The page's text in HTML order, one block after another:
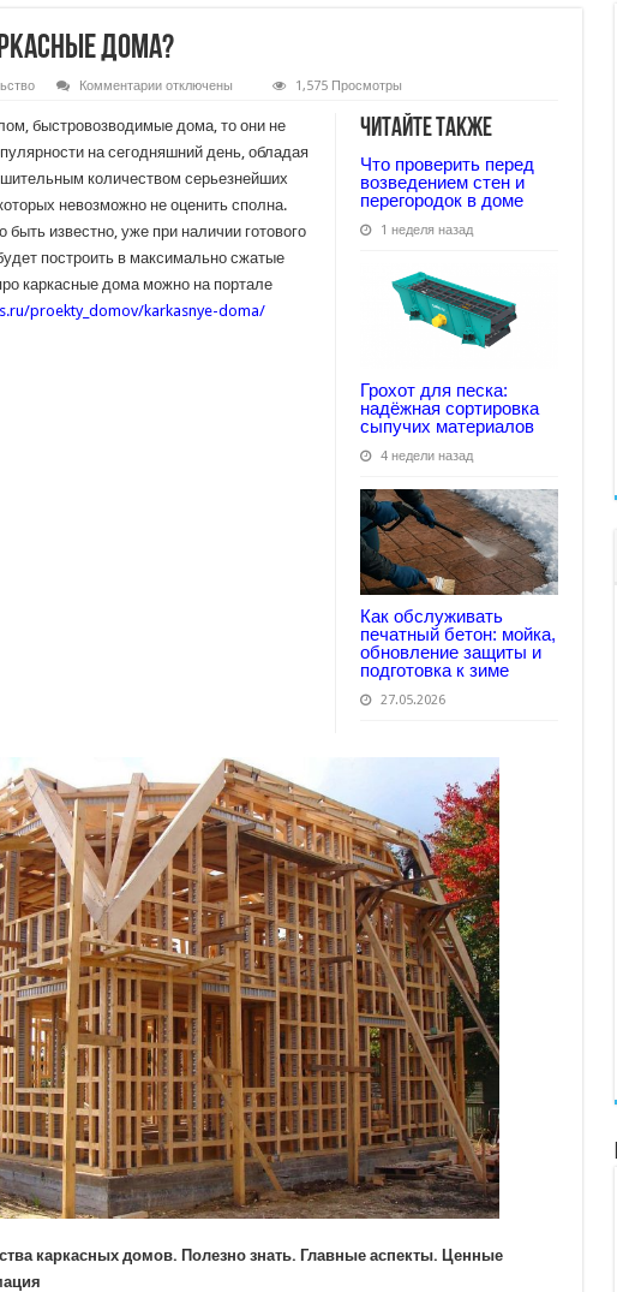
дома?
Комментариик
строятся
каркасные
дома?
отключены 1,575 Просмотры
Читайте также
Что проверить перед
возведением стен и
перегородок в доме
1 неделя назад
Грохот для песка:
надёжная сортировка
сыпучих материалов
4 недели назад
Как обслуживать
печатный бетон: мойка,
обновление защиты и
подготовка к зиме
27.05.2026
быстровозводимые дома, то они не
на сегодняшний день, обладая
количеством серьезнейших
невозможно не оценить сполна.
известно, уже при наличии готового
построить в максимально сжатые
каркасные дома можно на портале
proekty_domov/karkasnye-doma/
каркасных домов. Полезно знать. Главные аспекты. Ценные